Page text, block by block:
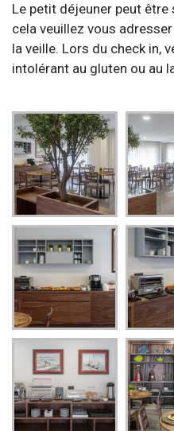
Le petit déjeuner peut être
cela veuillez vous
la veille. Lors du check in,
intolérant au gluten ou au